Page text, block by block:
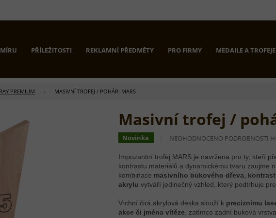
PŘÍLEŽITOSTI REKLAMNÍ PŘEDMĚTY PRO FIRMY MEDAILE A TROFEJE
PREMIUM MASIVNÍ TROFEJ / POHÁR: MARS
Masivní trofej /
Novinka
PRŮMĚRNÉ
PRODUKTU
JE
0,0
Z
5
NEOHODNOCENO PODROBNOSTI
Impozantní trofej MARS je navržena pro ty, kteří
kontrastu materiálů a dynamickému tvaru zaujme
kombinace masivního bukového dřeva,
akrylu vytváří jedinečný vzhled, který podtrhuje
Vrchní čirá akrylová deska slouží k preciznímu
akce či jména vítěze, zatímco zadní buková